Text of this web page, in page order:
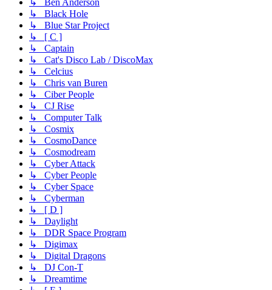
↳ Black Hole
↳ Blue Star Project
↳ [ C ]
↳ Captain
↳ Cat's Disco Lab / DiscoMax
↳ Celcius
↳ Chris van Buren
↳ Ciber People
↳ CJ Rise
↳ Computer Talk
↳ Cosmix
↳ CosmoDance
↳ Cosmodream
↳ Cyber Attack
↳ Cyber People
↳ Cyber Space
↳ Cyberman
↳ [ D ]
↳ Daylight
↳ DDR Space Program
↳ Digimax
↳ Digital Dragons
↳ DJ Con-T
↳ Dreamtime